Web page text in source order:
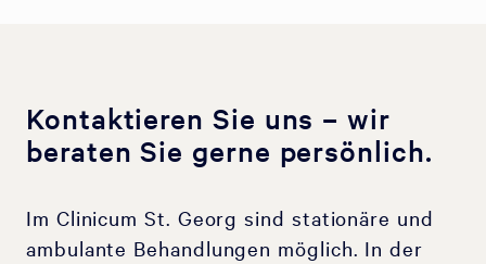
Kontaktieren Sie uns – wir
beraten Sie gerne persönlich.
Im Clinicum St. Georg sind stationäre und
ambulante Behandlungen möglich. In der